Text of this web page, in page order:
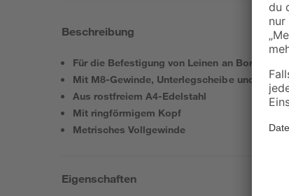
Beschreibung
Für die Befestigung von Leinen an Bord
Mit M8-Gewinde, Unterlegscheibe und Mutter
Aus rostfreiem A4-Edelstahl
Mit ringförmigem Kopf
Metrisches Vollgewinde
Eigenschaften